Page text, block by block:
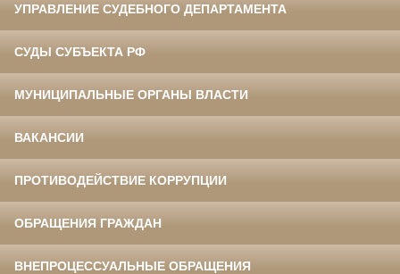
УПРАВЛЕНИЕ СУДЕБНОГО ДЕПАРТАМЕНТА
СУДЫ СУБЪЕКТА РФ
МУНИЦИПАЛЬНЫЕ ОРГАНЫ ВЛАСТИ
ВАКАНСИИ
ПРОТИВОДЕЙСТВИЕ КОРРУПЦИИ
ОБРАЩЕНИЯ ГРАЖДАН
ВНЕПРОЦЕССУАЛЬНЫЕ ОБРАЩЕНИЯ